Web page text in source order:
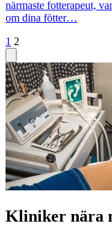
närmaste fotterapeut,
om dina fötter…
1 2
Kliniker nära